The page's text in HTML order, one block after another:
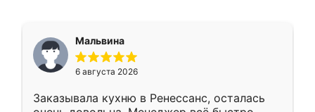
Мальвина
6 августа 2026
Заказывала кухню в Ренессанс, осталась